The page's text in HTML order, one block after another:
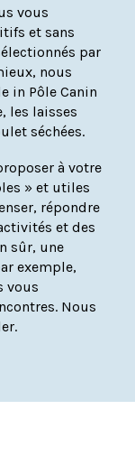
vous
et sans
par
nous
in Pôle Canin
les laisses
séchées.
à votre
» et utiles
répondre
et des
sûr, une
exemple,
vous
Nous